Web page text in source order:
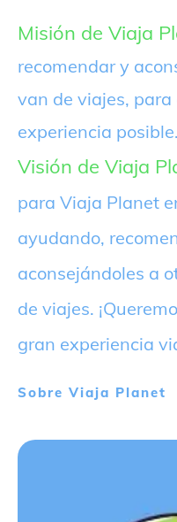
Misión de Viaja
recomendar y
van de viajes,
experiencia posible.
Visión de Viaja
para Viaja Planet
ayudando,
aconsejándoles a
de viajes.
gran experiencia
Sobre Viaja Planet